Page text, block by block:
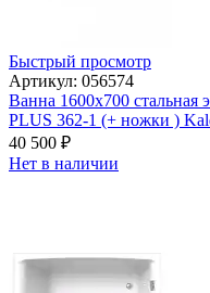
Быстрый просмотр
Артикул: 056574
Ванна 1600х700
PLUS 362-1 (+ ножки )
40 500 ₽
Нет в наличии